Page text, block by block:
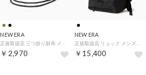
NEW ERA
￥2,970
NEW ERA
正規取扱店 リュック メンズ レディース 大容量 通学 バックパック 旅行 大きめ A4 B4 デイパック 通勤 ブランド 高校生 中学生 部活 カジュアル 3層 シューズ収納 クラブパック 38L （ブラックナイトカモ）
￥15,400